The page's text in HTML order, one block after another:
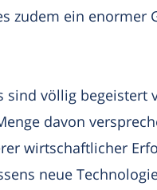
zudem ein enormer
sind völlig begeistert
davon
wirtschaftlicher
neue